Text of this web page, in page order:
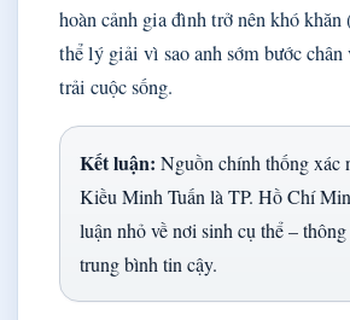
hoàn cảnh gia đình trở nên khó
thể lý giải vì sao anh sớm bước chân
trải cuộc sống.
Kết luận: Nguồn chính thống xác
Kiều Minh Tuấn là TP. Hồ Chí
luận nhỏ về nơi sinh cụ thể –
trung bình tin cậy.